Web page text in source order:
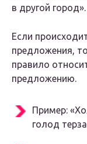
в другой город».
Если
предложения,
правило
предложению.
Пример:
голод